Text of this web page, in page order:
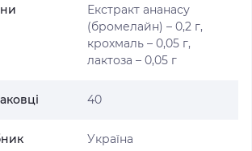
Екстракт ананасу
(бромелайн) – 0,2 г,
крохмаль – 0,05 г,
лактоза – 0,05 г
40
Україна